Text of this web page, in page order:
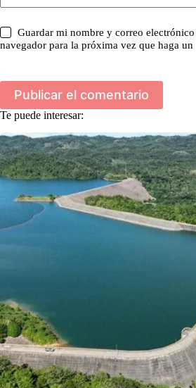
Guardar mi nombre y correo electrónico
navegador para la próxima vez que haga un
Publicar el comentario
Te puede interesar: